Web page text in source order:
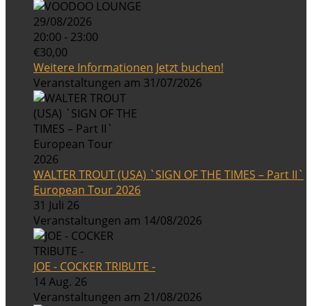
29/08/2026
20:00 - 23:00
€30,00
Weitere Informationen Jetzt buchen!
Veranstaltungen am 31/07/2026
WALTER TROUT (USA) `SIGN OF THE TIMES – Part II`
European Tour 2026
31 Juli 26
Veranstaltungen am 14/08/2026
JOE - COCKER TRIBUTE -
14 Aug. 26
Veranstaltungen am 21/08/2026